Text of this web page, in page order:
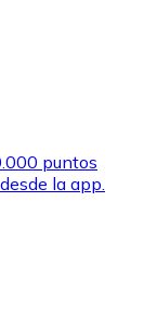
puntos
la app.